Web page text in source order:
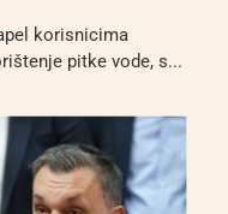
korisnicima
pitke vode, s...